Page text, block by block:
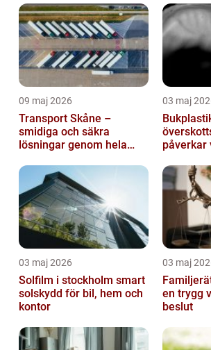
09 maj 2026
Transport Skåne –
smidiga och säkra
lösningar genom hela
03 maj
Bukplastik
påverkar
03 maj 2026
Solfilm i stockholm smart
solskydd för bil, hem och
kontor
03 maj
en trygg
beslut